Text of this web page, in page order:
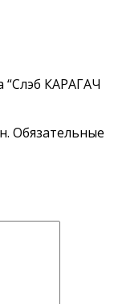
“Слэб КАРАГАЧ
Обязательные